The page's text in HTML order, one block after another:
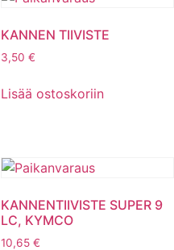
KANNEN TIIVISTE
3,50 €
Lisää ostoskoriin
KANNENTIIVISTE SUPER 9
LC, KYMCO
10,65 €